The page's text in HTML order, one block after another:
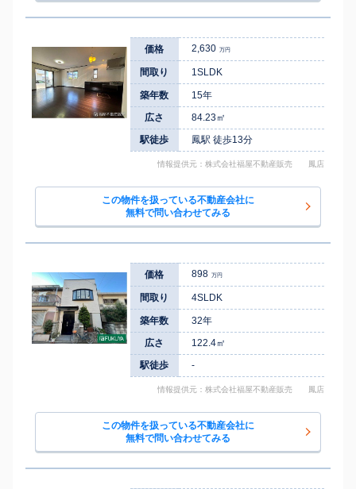
価格 2,630 万円
間取り 1SLDK
築年数
15年
広さ
84.23㎡
駅徒歩
鳳駅 徒歩13分
情報提供元：株式会社福屋不動産販売 鳳店
この物件を扱っている不動産会社に
無料で問い合わせてみる
価格 898 万円
間取り 4SLDK
築年数
32年
広さ
122.4㎡
駅徒歩
-
情報提供元：株式会社福屋不動産販売 鳳店
この物件を扱っている不動産会社に
無料で問い合わせてみる